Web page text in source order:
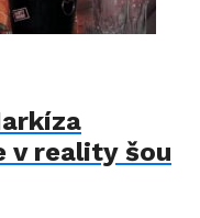
v reality šou